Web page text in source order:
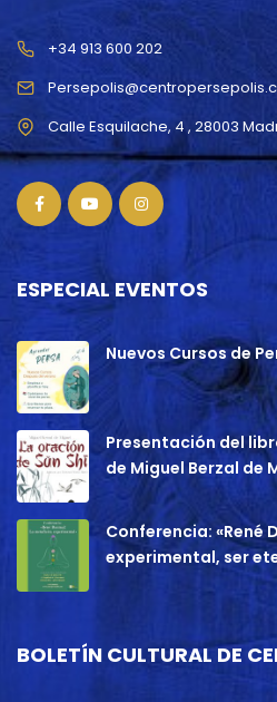
+34 913 600 202
ESPECIAL EVENTOS
Nuevos Cursos de
Presentación del
de Miguel Berzal de
Conferencia: «René
experimental, ser
BOLETÍN CULTURAL DE